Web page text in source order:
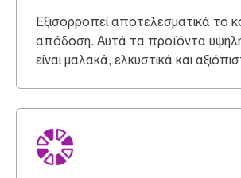
Εξισορροπεί αποτελεσματικά το
απόδοση. Αυτά τα προϊόντα
είναι μαλακά, ελκυστικά και